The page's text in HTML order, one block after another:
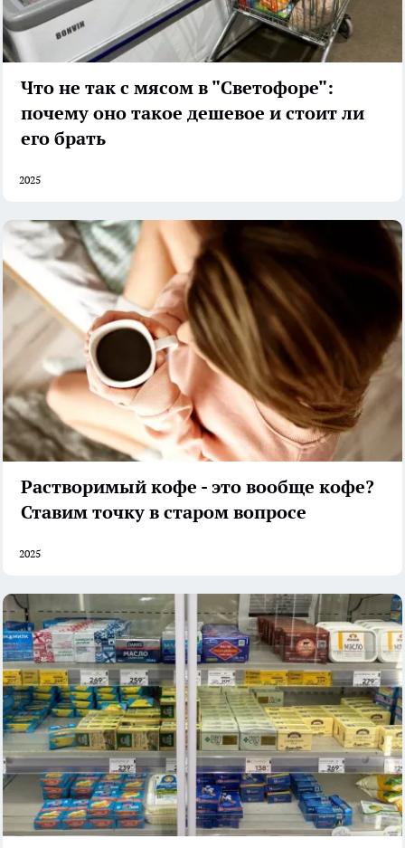
Что не так с мясом в "Светофоре":
почему оно такое дешевое и стоит ли
его брать
2025
Растворимый кофе - это вообще кофе?
Ставим точку в старом вопросе
2025